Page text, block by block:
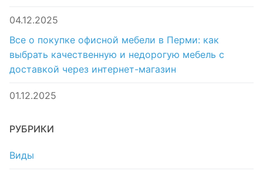
04.12.2025
Все о покупке офисной мебели в Перми: как
выбрать качественную и недорогую мебель с
доставкой через интернет-магазин
01.12.2025
РУБРИКИ
Виды